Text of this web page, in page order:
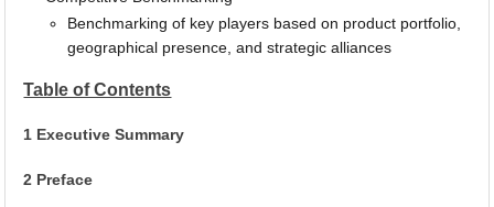
Benchmarking of key players based on product portfolio,
geographical presence, and strategic alliances
Table of Contents
1 Executive Summary
2 Preface